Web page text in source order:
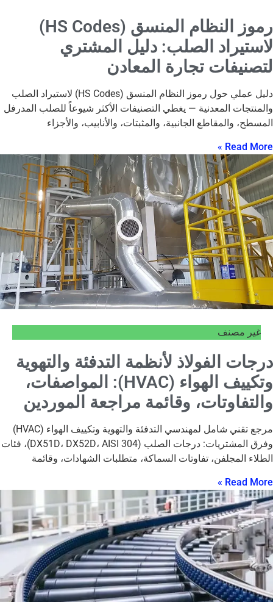
رموز النظام المنسق (HS Codes)
لاستيراد الصلب: دليل المشتري
لتصنيفات تجارة المعادن
دليل عملي حول رموز النظام المنسق (HS Codes) لاستيراد الصلب
والمنتجات المعدنية — يغطي التصنيفات الأكثر شيوعاً للصلب المدرفل
المسطح، والمقاطع الجانبية، والمثبتات، والأنابيب، والأجزاء
Read More »
غير مصنف
درجات الفولاذ لأنظمة التدفئة والتهوية
وتكييف الهواء (HVAC): المواصفات،
والتفاوتات، وقائمة مراجعة الموردين
مرجع تقني شامل لمهندسي التدفئة والتهوية وتكييف الهواء (HVAC)
وفرق المشتريات: درجات الصلب (DX51D، DX52D، AISI 304)، فئات
الطلاء المجلفن، تفاوتات السماكة، متطلبات الشهادات، وقائمة
Read More »